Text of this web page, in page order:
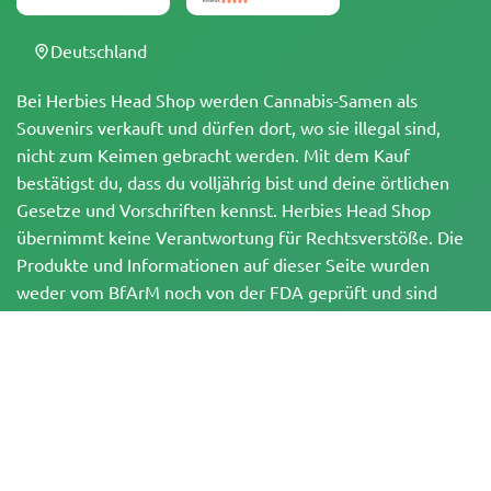
Bei Herbies Head Shop werden Cannabis-Samen als
Souvenirs verkauft und dürfen dort, wo sie illegal sind,
nicht zum Keimen gebracht werden. Mit dem Kauf
bestätigst du, dass du volljährig bist und deine örtlichen
Gesetze und Vorschriften kennst. Herbies Head Shop
übernimmt keine Verantwortung für Rechtsverstöße. Die
Produkte und Informationen auf dieser Seite wurden
weder vom BfArM noch von der FDA geprüft und sind
Deutschland